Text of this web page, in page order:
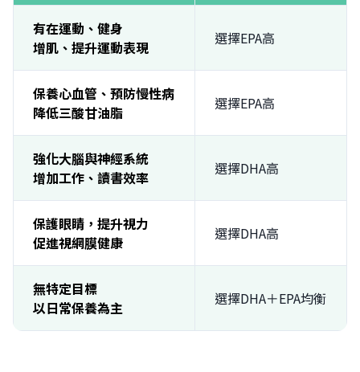
有在運動、健身
增肌、提升運動表現
選擇EPA高
保養心血管、預防慢性病
降低三酸甘油脂
選擇EPA高
強化大腦與神經系統
增加工作、讀書效率
選擇DHA高
保護眼睛，提升視力
促進視網膜健康
選擇DHA高
無特定目標
以日常保養為主
選擇DHA＋EPA均衡